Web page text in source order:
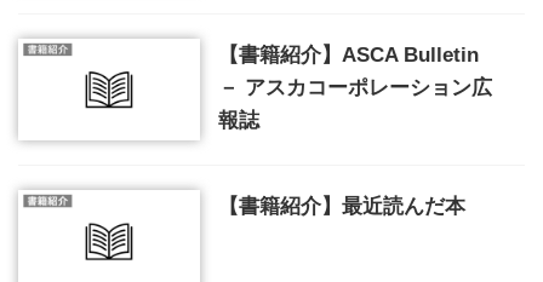
【書籍紹介】ASCA Bulletin
－ アスカコーポレーション広
報誌
【書籍紹介】最近読んだ本